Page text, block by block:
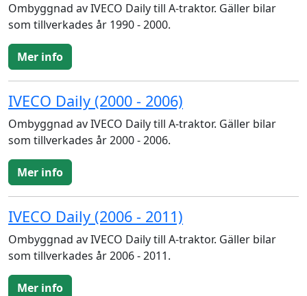
Ombyggnad av IVECO Daily till A-traktor. Gäller bilar
som tillverkades år 1990 - 2000.
Mer info
IVECO Daily (2000 - 2006)
Ombyggnad av IVECO Daily till A-traktor. Gäller bilar
som tillverkades år 2000 - 2006.
Mer info
IVECO Daily (2006 - 2011)
Ombyggnad av IVECO Daily till A-traktor. Gäller bilar
som tillverkades år 2006 - 2011.
Mer info